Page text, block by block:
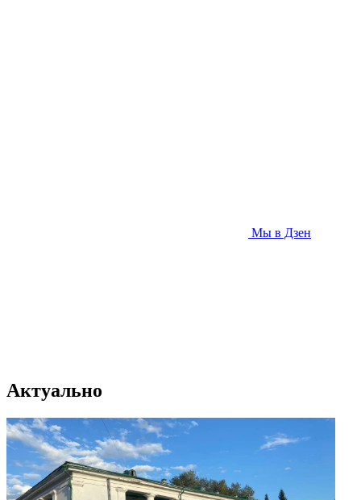
Мы в Дзен
Актуально